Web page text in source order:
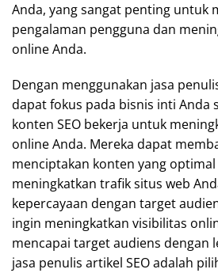
Anda, yang sangat penting untuk
pengalaman pengguna dan
online Anda.
Dengan menggunakan jasa
dapat fokus pada bisnis inti Anda
konten SEO bekerja untuk
online Anda. Mereka dapat
menciptakan konten yang
meningkatkan trafik situs web
kepercayaan dengan target
ingin meningkatkan visibilitas
mencapai target audiens dengan
jasa penulis artikel SEO adalah